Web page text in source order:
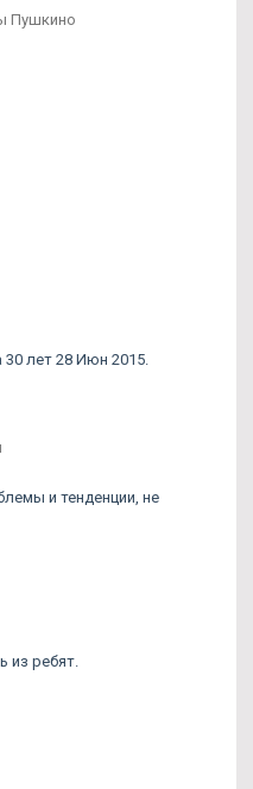
Пушкино
лет 28 Июн 2015.
и тенденции, не
из ребят.